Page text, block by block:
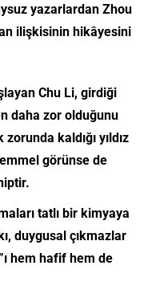
yazarlardan Zhou
ilişkisinin hikâyesini
Chu Li, girdiği
daha zor olduğunu
kaldığı yıldız
görünse de
tatlı bir kimyaya
duygusal çıkmazlar
hem hafif hem de